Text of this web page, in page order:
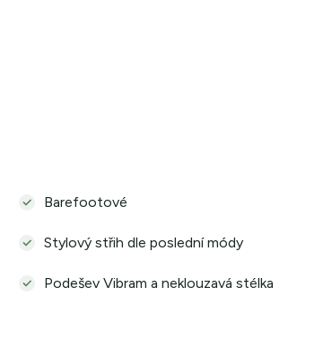
Barefootové
Stylový střih dle poslední módy
Podešev Vibram a neklouzavá stélka